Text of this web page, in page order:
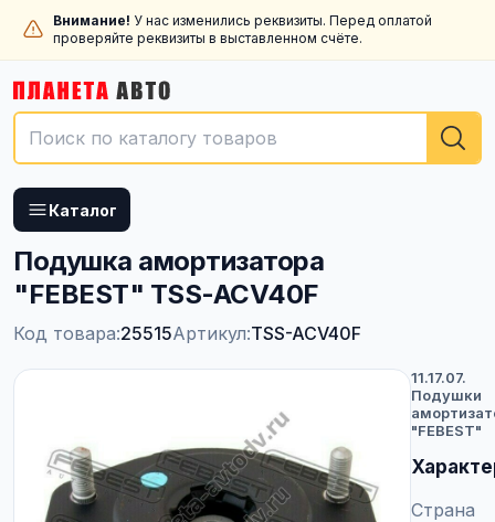
Внимание! У нас изменились реквизиты. Перед оплатой
проверяйте реквизиты в выставленном счёте.
Каталог
Подушка амортизатора
"FEBEST" TSS-ACV40F
Код товара:25515Артикул:TSS-ACV40F
11.17.07.
Подушки
"FEBEST"
Страна